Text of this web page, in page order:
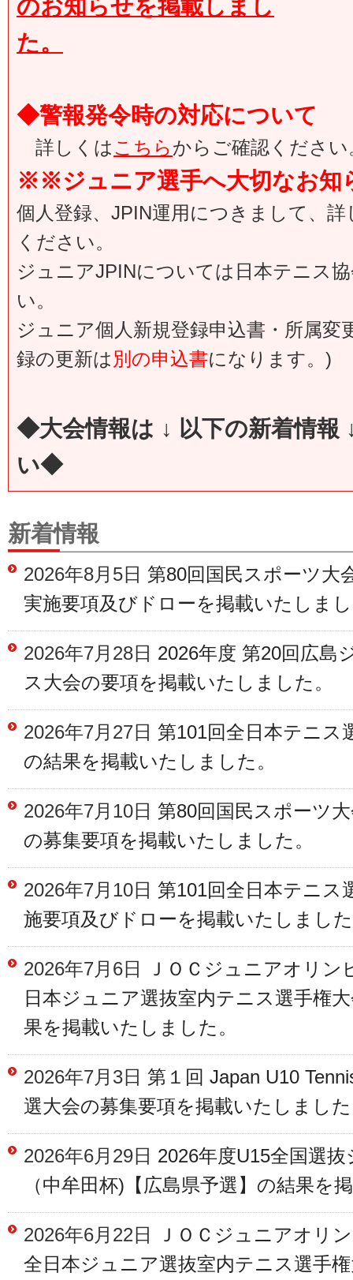
のお知らせを掲載しまし
た。
◆警報発令時の対応について
詳しくはこちらからご確認ください
※※ジュニア選手へ大切なお
個人登録、JPIN運用につきまして、詳
ください。
ジュニアJPINについては日本テニス
い。
ジュニア個人新規登録申込書・所属変
録の更新は別の申込書になります。)
◆大会情報は ↓ 以下の新着情報
い◆
新着情報
2026年8月5日 第80回国民スポーツ大
実施要項及びドローを掲載いたしま
2026年7月28日 2026年度 第20回広島
ス大会の要項を掲載いたしました。
2026年7月27日 第101回全日本テニス
の結果を掲載いたしました。
2026年7月10日 第80回国民スポーツ
の募集要項を掲載いたしました。
2026年7月10日 第101回全日本テニス
施要項及びドローを掲載いたしまし
2026年7月6日
ＪＯＣジュニアオリン
日本ジュニア選抜室内テニス選手権
果を掲載いたしました。
2026年7月3日 第１回 Japan U10
選大会の募集要項を掲載いたしまし
2026年6月29日 2026年度U15全国選
（中牟田杯)【広島県予選】の結果を
2026年6月22日
ＪＯＣジュニアオリ
全日本ジュニア選抜室内テニス選手